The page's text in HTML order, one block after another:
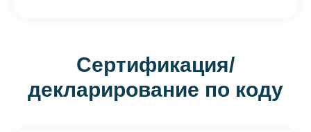
Сертификация/
декларирование по коду